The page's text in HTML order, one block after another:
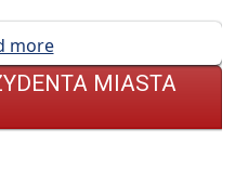
more
MIASTA